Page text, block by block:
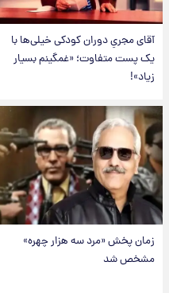
آقای مجریِ دوران کودکی خیلی‌ها با
یک پست متفاوت؛ «غمگینم بسیار
زیاد»!
زمان پخش «مرد سه هزار چهره»
مشخص شد